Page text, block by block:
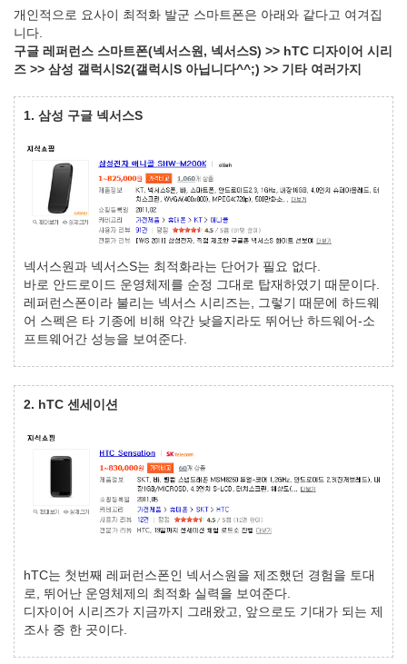
개인적으로 요사이 최적화 발군 스마트폰은 아래와 같다고 여겨집
니다.
구글 레퍼런스 스마트폰(넥서스원, 넥서스S) >> hTC 디자이어 시리
즈 >> 삼성 갤럭시S2(갤럭시S 아닙니다^^;) >> 기타 여러가지
1. 삼성 구글 넥서스S
넥서스원과 넥서스S는 최적화라는 단어가 필요 없다.
바로 안드로이드 운영체제를 순정 그대로 탑재하였기 때문이다.
레퍼런스폰이라 불리는 넥서스 시리즈는, 그렇기 때문에 하드웨
어 스펙은 타 기종에 비해 약간 낮을지라도 뛰어난 하드웨어-소
프트웨어간 성능을 보여준다.
2. hTC 센세이션
hTC는 첫번째 레퍼런스폰인 넥서스원을 제조했던 경험을 토대
로, 뛰어난 운영체제의 최적화 실력을 보여준다.
디자이어 시리즈가 지금까지 그래왔고, 앞으로도 기대가 되는 제
조사 중 한 곳이다.